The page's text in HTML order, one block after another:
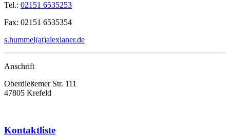
Tel.: 02151 6535253
Fax: 02151 6535354
s.hummel(at)alexianer.de
Anschrift
Oberdießemer Str. 111
47805 Krefeld
Kontaktliste